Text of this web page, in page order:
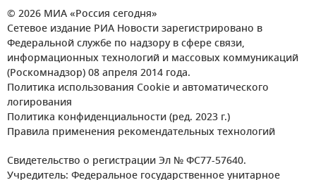
© 2026 МИА «Россия сегодня»
Сетевое издание РИА Новости зарегистрировано в
Федеральной службе по надзору в сфере связи,
информационных технологий и массовых коммуникаций
(Роскомнадзор) 08 апреля 2014 года.
Политика использования Cookie и автоматического
логирования
Политика конфиденциальности (ред. 2023 г.)
Правила применения рекомендательных технологий
Свидетельство о регистрации Эл № ФС77-57640.
Учредитель: Федеральное государственное унитарное